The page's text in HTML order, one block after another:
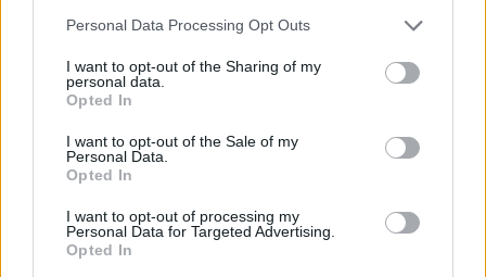
Personal Data Processing Opt Outs
I want to opt-out of the Sharing of my
personal data.
Opted In
I want to opt-out of the Sale of my
Personal Data.
Opted In
I want to opt-out of processing my
Personal Data for Targeted Advertising.
Opted In
Vw 1956 oval prosjekt
Senaste inlägget av jarleb Igår 17:26 iProjekt
Volvo 245 ?Turbo?
Senaste inlägget av Marurb1 onsdag 23:42 Projekt
Renovering av en Honda Civic Aerodeck
Senaste inlägget avXebers76 onsdag 20:48 Projekt
Antikrundan på 4 hjul! Ford Model T 1923